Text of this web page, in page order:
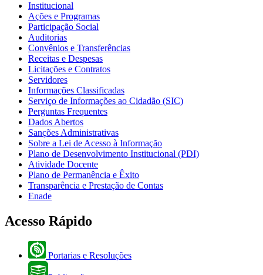
Institucional
Ações e Programas
Participação Social
Auditorias
Convênios e Transferências
Receitas e Despesas
Licitações e Contratos
Servidores
Informações Classificadas
Serviço de Informações ao Cidadão (SIC)
Perguntas Frequentes
Dados Abertos
Sanções Administrativas
Sobre a Lei de Acesso à Informação
Plano de Desenvolvimento Institucional (PDI)
Atividade Docente
Plano de Permanência e Êxito
Transparência e Prestação de Contas
Enade
Acesso Rápido
Portarias e Resoluções